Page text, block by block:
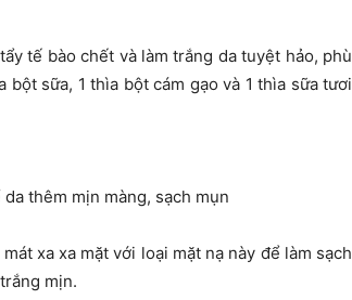
tế bào chết và làm trắng da tuyệt hảo, phù
sữa, 1 thìa bột cám gạo và 1 thìa sữa tươi
thêm mịn màng, sạch mụn
xa xa mặt với loại mặt nạ này để làm sạch
mịn.